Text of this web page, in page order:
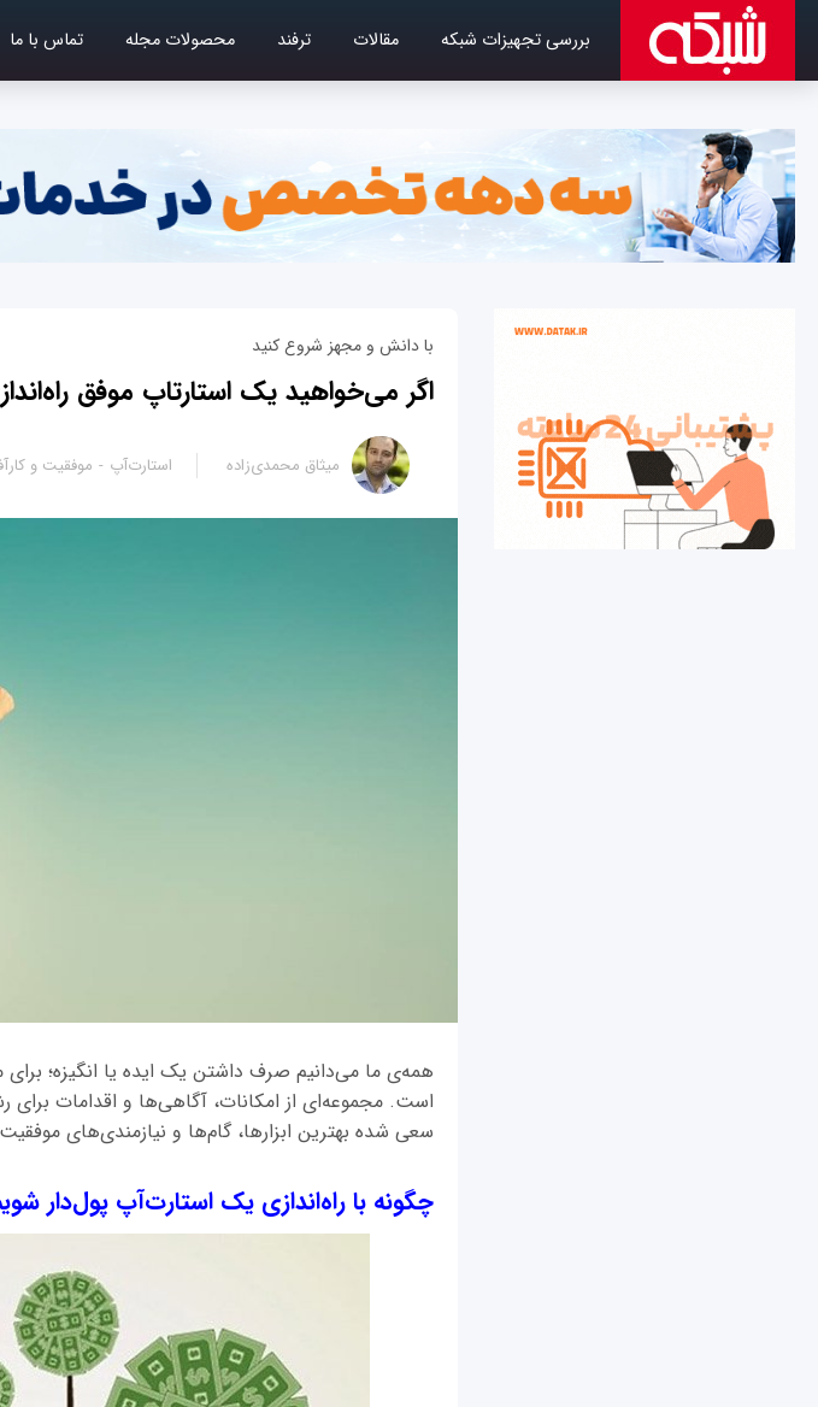
بررسی تجهیزات شبکه مقالات ترفند محصولات مجله تماس با ما
با دانش و مجهز شروع کنید
اگر می‌خواهید یک استارتاپ موفق
میثاق محمدی‌زاده استارت‌آپ موفقیت و
همه‌ی ما می‌دانیم صرف داشتن یک ایده یا انگیزه؛
است. مجموعه‌ای از امکانات، آگاهی‌ها و اقدامات
سعی شده بهترین ابزارها، گام‌ها و نیازمندی‌های
چگونه با راه‌اندازی یک استارت‌آپ پول‌دار